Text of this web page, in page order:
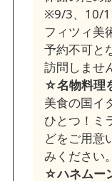
※9/3、10/1
フィツィ美
予約不可と
訪問しませ
☆名物料理
美食の国イ
ひとつ！ミ
どをご用意
みください。
☆ハネムー